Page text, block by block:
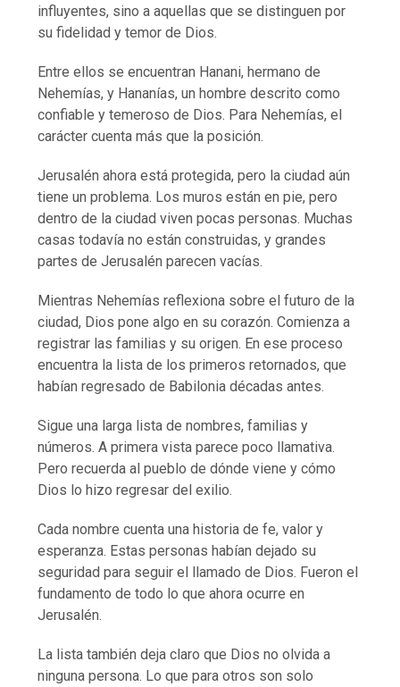
influyentes, sino a aquellas que se distinguen por
su fidelidad y temor de Dios.
Entre ellos se encuentran Hanani, hermano de
Nehemías, y Hananías, un hombre descrito como
confiable y temeroso de Dios. Para Nehemías, el
carácter cuenta más que la posición.
Jerusalén ahora está protegida, pero la ciudad aún
tiene un problema. Los muros están en pie, pero
dentro de la ciudad viven pocas personas. Muchas
casas todavía no están construidas, y grandes
partes de Jerusalén parecen vacías.
Mientras Nehemías reflexiona sobre el futuro de la
ciudad, Dios pone algo en su corazón. Comienza a
registrar las familias y su origen. En ese proceso
encuentra la lista de los primeros retornados, que
habían regresado de Babilonia décadas antes.
Sigue una larga lista de nombres, familias y
números. A primera vista parece poco llamativa.
Pero recuerda al pueblo de dónde viene y cómo
Dios lo hizo regresar del exilio.
Cada nombre cuenta una historia de fe, valor y
esperanza. Estas personas habían dejado su
seguridad para seguir el llamado de Dios. Fueron el
fundamento de todo lo que ahora ocurre en
Jerusalén.
La lista también deja claro que Dios no olvida a
ninguna persona. Lo que para otros son solo